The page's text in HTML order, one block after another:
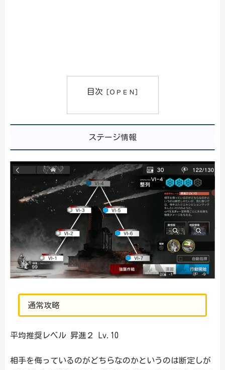
目次
ステージ情報
通常攻略
平均推奨レベル 昇進２ Lv.10
相手を侮っているのがどちらなのかというのは断定しが